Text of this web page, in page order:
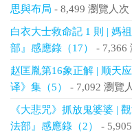
思與布局 - 8,499 瀏覽人次
白衣大士救命記 1 則 | 媽
部』感應錄（17）
- 7,366
赵匡胤第16象正解 | 顺天
译》集（5）
- 7,092 瀏覽
《大悲咒》抓放鬼婆婆 |
法部』感應錄（2）
-